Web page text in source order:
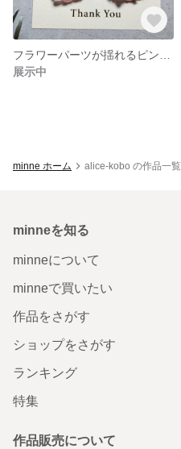
展示中
minne ホーム alice-kobo の作品一覧
minneを知る
minneについて
minneで買いたい
作品をさがす
ショップをさがす
ランキング
特集
作品販売について